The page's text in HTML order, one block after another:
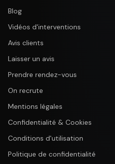
Blog
Vidéos d'interventions
Avis clients
Laisser un avis
Prendre rendez-vous
On recrute
Mentions légales
Confidentialité & Cookies
Conditions d'utilisation
Politique de confidentialité